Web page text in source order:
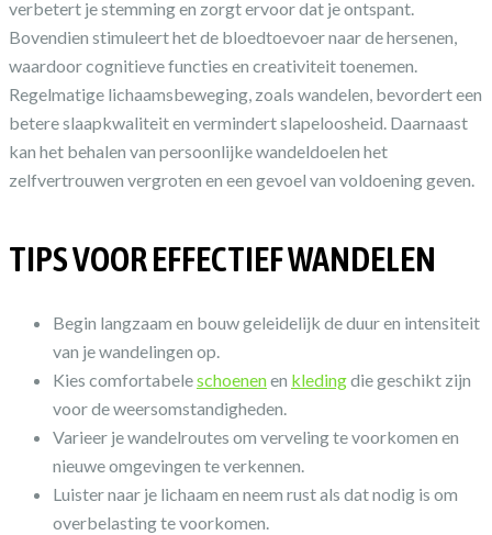
verbetert je stemming en zorgt ervoor dat je ontspant.
Bovendien stimuleert het de bloedtoevoer naar de hersenen,
waardoor cognitieve functies en creativiteit toenemen.
Regelmatige lichaamsbeweging, zoals wandelen, bevordert een
betere slaapkwaliteit en vermindert slapeloosheid. Daarnaast
kan het behalen van persoonlijke wandeldoelen het
zelfvertrouwen vergroten en een gevoel van voldoening geven.
TIPS VOOR EFFECTIEF WANDELEN
Begin langzaam en bouw geleidelijk de duur en intensiteit
van je wandelingen op.
Kies comfortabeleschoenenen kledingdie geschikt zijn
voor de weersomstandigheden.
Varieer je wandelroutes om verveling te voorkomen en
nieuwe omgevingen te verkennen.
Luister naar je lichaam en neem rust als dat nodig is om
overbelasting te voorkomen.